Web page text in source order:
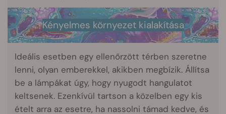
Kényelmes környezet kialakítása
Ideális esetben egy ellenőrzött térben szeretne
lenni, olyan emberekkel, akikben megbízik. Állítsa
be a lámpákat úgy, hogy nyugodt hangulatot
keltsenek. Ezenkívül tartson a közelben egy kis
ételt arra az esetre, ha nassolni támad kedve, és